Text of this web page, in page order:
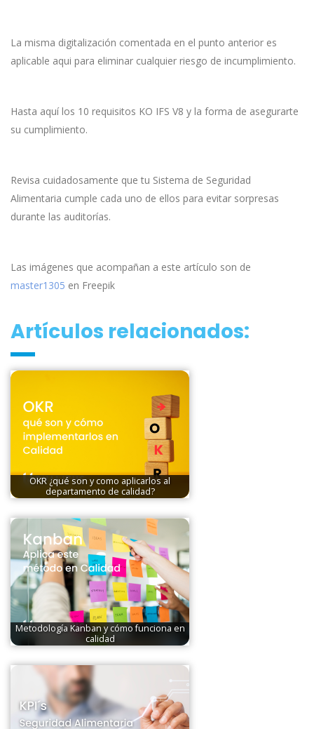
La misma digitalización comentada en el punto anterior es
aplicable aqui para eliminar cualquier riesgo de incumplimiento.
Hasta aquí los 10 requisitos KO IFS V8 y la forma de asegurarte
su cumplimiento.
Revisa cuidadosamente que tu Sistema de Seguridad
Alimentaria cumple cada uno de ellos para evitar sorpresas
durante las auditorías.
Las imágenes que acompañan a este artículo son de
master1305 en Freepik
Artículos relacionados:
OKR ¿qué son y como aplicarlos al
departamento de calidad?
Metodología Kanban y cómo funciona en
calidad